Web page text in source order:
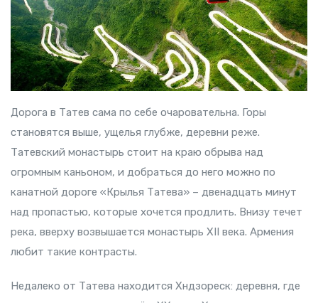
Дорога в Татев сама по себе очаровательна. Горы
становятся выше, ущелья глубже, деревни реже.
Татевский монастырь стоит на краю обрыва над
огромным каньоном, и добраться до него можно по
канатной дороге «Крылья Татева» – двенадцать минут
над пропастью, которые хочется продлить. Внизу течет
река, вверху возвышается монастырь XII века. Армения
любит такие контрасты.
Недалеко от Татева находится Хндзореск: деревня, где